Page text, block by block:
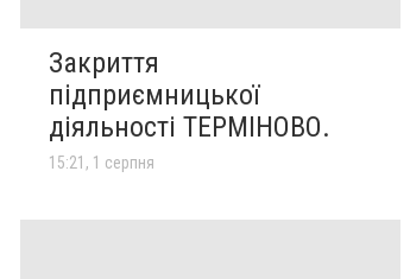
Закриття
підприємницької
діяльності ТЕРМІНОВО.
15:21, 1 серпня